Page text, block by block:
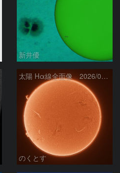
新井優
太陽 Hα線全面像 2026/08/06
のくとす